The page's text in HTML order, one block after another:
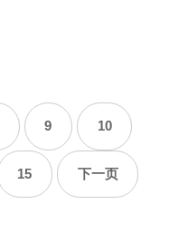
9 10
15 下一页